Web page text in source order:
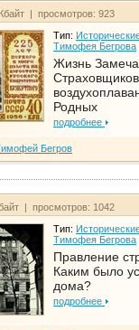
| просмотров: 923
Тип:
Тимофея Бегрова
Жизнь
Родных
подробнее
Бегров
| просмотров: 1042
Тип:
Тимофея Бегрова
Правление
Каким было
дома?
подробнее